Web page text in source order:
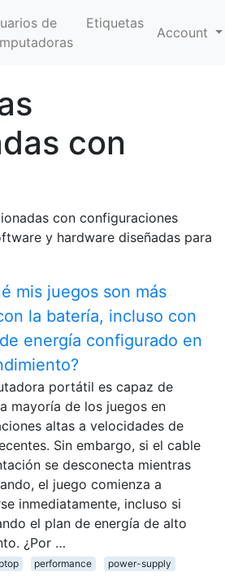
de
Etiquetas
Account
con
con configuraciones
y hardware diseñadas para
mis juegos son más
la batería, incluso con
energía configurado en
portátil es capaz de
mayoría de los juegos en
altas a velocidades de
Sin embargo, si el cable
se desconecta mientras
el juego comienza a
inmediatamente, incluso si
el plan de energía de alto
¿Por …
performance
power-supply